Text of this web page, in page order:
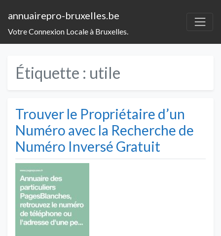
annuairepro-bruxelles.be
Votre Connexion Locale à Bruxelles.
Étiquette : utile
Trouver le Propriétaire d’un
Numéro avec la Recherche de
Numéro Inversé Gratuit